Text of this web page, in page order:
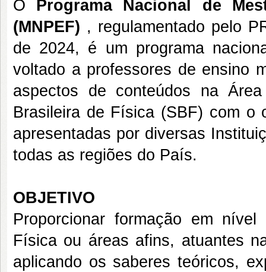
O Programa Nacional de
(MNPEF) , regulamentado pelo
de 2024, é um programa
voltado a professores de ensino
aspectos de conteúdos na
Brasileira de Física (SBF) com o
apresentadas por diversas
todas as regiões do País.
OBJETIVO
Proporcionar formação em
Física ou áreas afins, atuantes
aplicando os saberes teóricos,